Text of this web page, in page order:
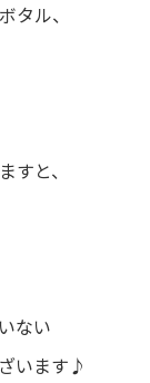
タル、
すと、
ない
います♪